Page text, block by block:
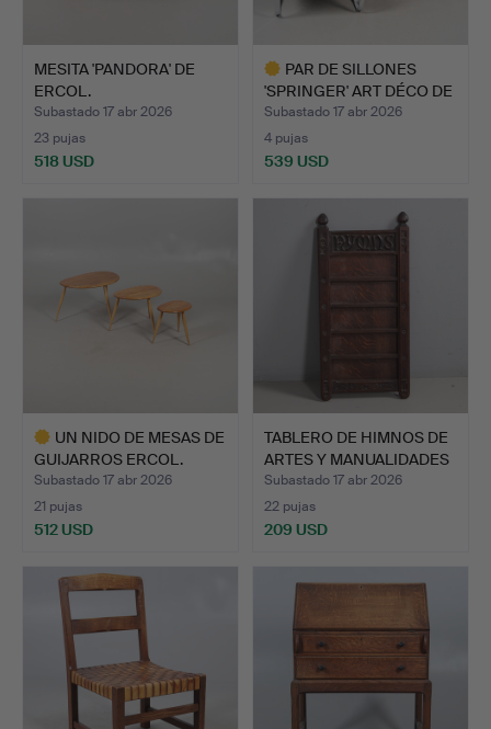
MESITA 'PANDORA' DE
ERCOL.
Subastado 17 abr 2026
23 pujas
518 USD
PAR DE SILLONES
'SPRINGER' ART DÉCO DE
KEM…
Subastado 17 abr 2026
4 pujas
539 USD
seleccionado
UN NIDO DE MESAS DE
GUIJARROS ERCOL.
Subastado 17 abr 2026
21 pujas
512 USD
seleccionado
TABLERO DE HIMNOS DE
ARTES Y MANUALIDADES
…
Subastado 17 abr 2026
22 pujas
209 USD